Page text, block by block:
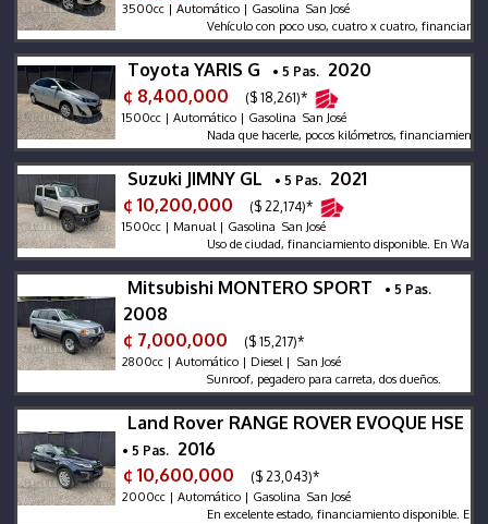
3500cc | Automático | Gasolina San José
Vehículo con poco uso, cuatro x cuatro,
Toyota YARIS G • 5 Pas. 2020
¢ 8,400,000
($ 18,261)*
1500cc | Automático | Gasolina San José
Nada que hacerle, pocos kilómetros, financiamiento
Suzuki JIMNY GL • 5 Pas. 2021
¢ 10,200,000
($ 22,174)*
1500cc | Manual | Gasolina San José
Uso de ciudad, financiamiento disponible. En Waze
Mitsubishi MONTERO SPORT • 5 Pas.
2008
¢ 7,000,000
($ 15,217)*
2800cc | Automático | Diesel | San José
Sunroof, pegadero para carreta, dos dueños.
Land Rover RANGE ROVER EVOQUE HSE
• 5 Pas. 2016
¢ 10,600,000
($ 23,043)*
2000cc | Automático | Gasolina San José
En excelente estado, financiamiento disponible. En